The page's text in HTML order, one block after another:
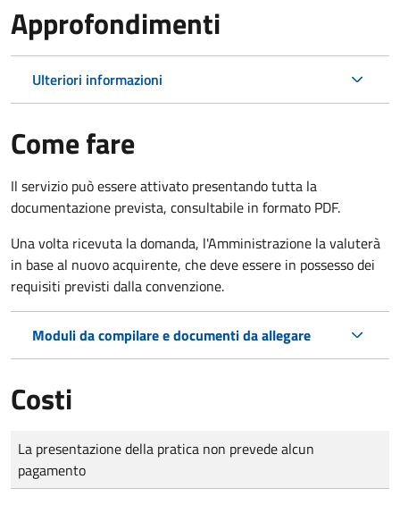
Approfondimenti
Ulteriori informazioni
Come fare
Il servizio può essere attivato presentando tutta la
documentazione prevista, consultabile in formato PDF.
Una volta ricevuta la domanda, l'Amministrazione la valuterà
in base al nuovo acquirente, che deve essere in possesso dei
requisiti previsti dalla convenzione.
Moduli da compilare e documenti da allegare
Costi
Tipo di pagamento
Importo
La presentazione della pratica non prevede alcun
pagamento